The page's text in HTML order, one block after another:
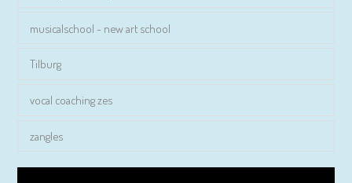
musicalschool - new art school
Tilburg
vocal coaching zes
zangles